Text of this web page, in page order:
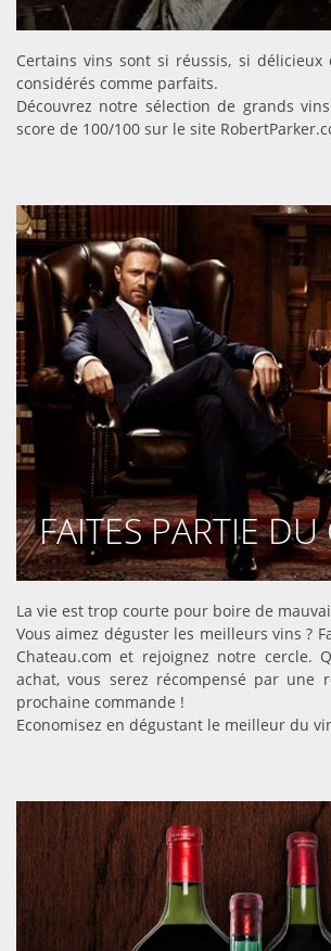
Certains vins sont si réussis, si
considérés comme parfaits.
Découvrez notre sélection de grands
score de 100/100 sur le site
FAITES PARTIE DU
La vie est trop courte pour boire de
Vous aimez déguster les meilleurs vins ?
Chateau.com et rejoignez notre cercle.
achat, vous serez récompensé par une
prochaine commande !
Economisez en dégustant le meilleur du